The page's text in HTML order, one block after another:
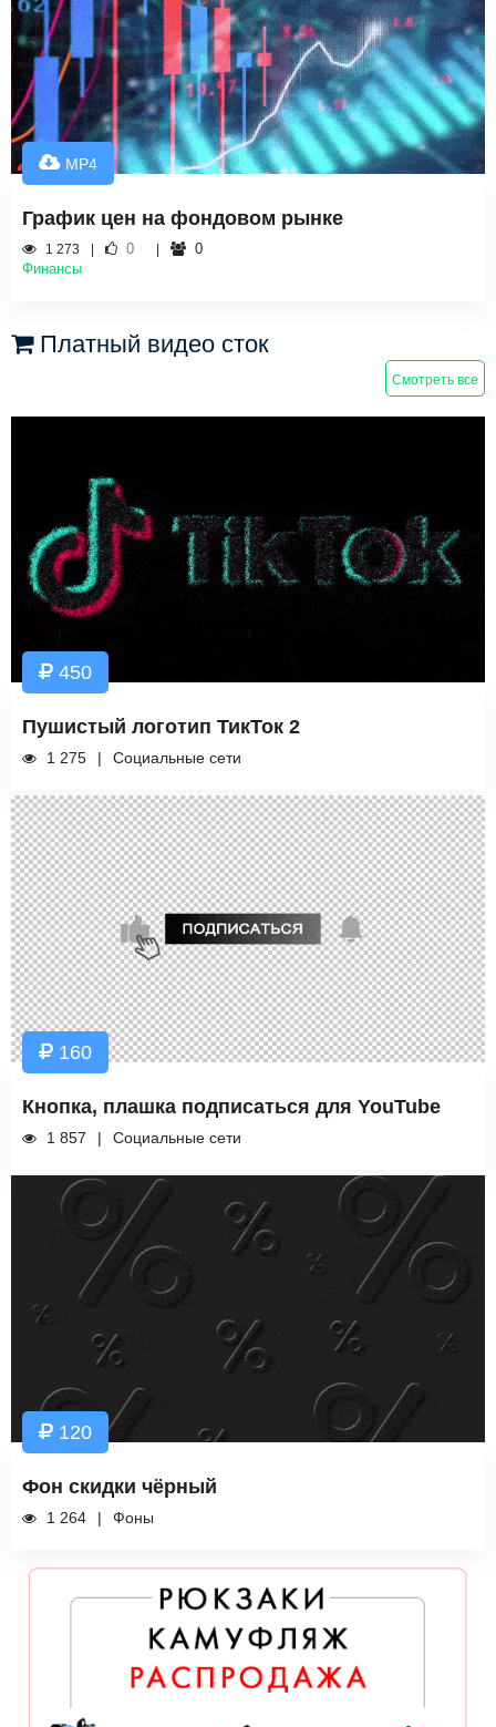
MP4
График цен на фондовом рынке
1 273 0
0
Финансы
Платный видео сток
Смотреть все
450
Пушистый логотип ТикТок 2
1 275 Социальные сети
160
Кнопка, плашка подписаться для YouTube
1 857 Социальные сети
120
Фон скидки чёрный
1 264 Фоны